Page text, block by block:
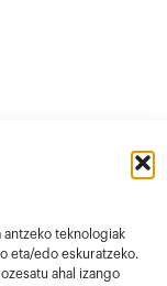
antzeko teknologiak
eta/edo eskuratzeko.
ahal izango